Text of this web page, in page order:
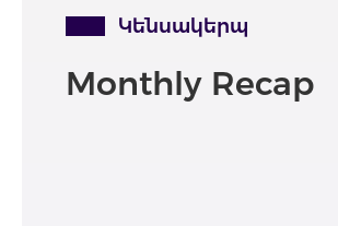
Կենսակերպ
Monthly Recap